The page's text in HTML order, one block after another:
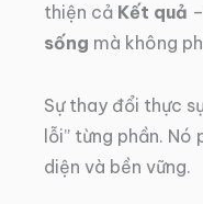
thiện cả Kết quả –
sống mà không
Sự thay đổi thực
lỗi” từng phần.
diện và bền vững.